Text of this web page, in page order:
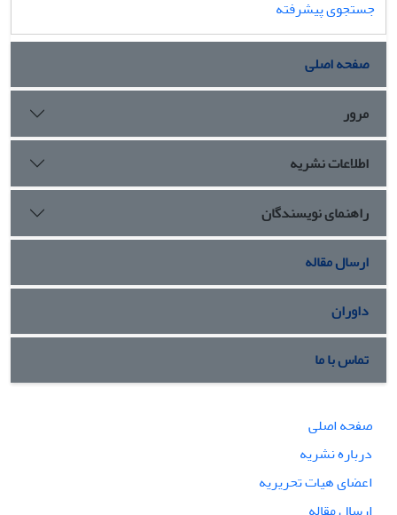
جستجوی پیشرفته
صفحه اصلی
مرور
اطلاعات نشریه
راهنمای نویسندگان
ارسال مقاله
داوران
تماس با ما
صفحه اصلی
درباره نشریه
اعضای هیات تحریریه